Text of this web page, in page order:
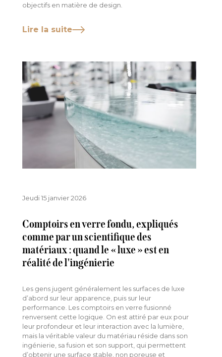
objectifs en matière de design.
Lire la suite
Jeudi 15 janvier 2026
Comptoirs en verre fondu, expliqués
comme par un scientifique des
matériaux : quand le « luxe » est en
réalité de l'ingénierie
Les gens jugent généralement les surfaces de luxe
d’abord sur leur apparence, puis sur leur
performance. Les comptoirs en verre fusionné
renversent cette logique. On est attiré par eux pour
leur profondeur et leur interaction avec la lumière,
mais la véritable valeur du matériau réside dans son
ingénierie, sa fusion et son support, qui permettent
d’obtenir une surface stable, non poreuse et